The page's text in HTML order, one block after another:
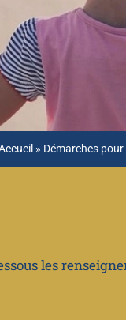
» Démarches
les